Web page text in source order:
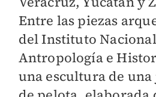
Entre las piezas
del Instituto
Antropología e
una escultura de